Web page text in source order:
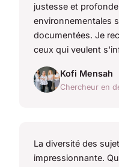
justesse et
environnementales
documentées. Je
ceux qui veulent
Kofi Mensah
Chercheur en
La diversité des
impressionnante.